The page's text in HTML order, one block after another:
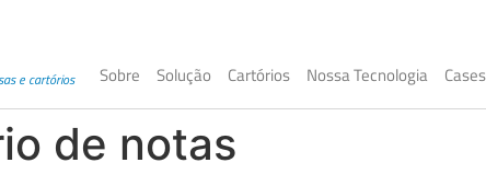
e cartórios Sobre Solução Cartórios Nossa Tecnologia Cases
de notas